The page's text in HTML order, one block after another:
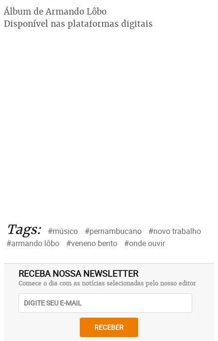
Álbum de Armando Lôbo
Disponível nas plataformas digitais
Tags: #músico #pernambucano
#novo trabalho
#armando lôbo
#veneno bento #onde ouvir
RECEBA NOSSA NEWSLETTER
Comece o dia com as notícias selecionadas pelo nosso editor
RECEBER